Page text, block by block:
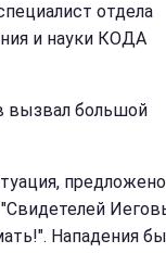
отдела
и науки КОДА
вызвал большой
предложено
Нападения